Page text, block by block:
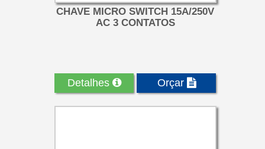
CHAVE MICRO SWITCH 15A/250V
AC 3 CONTATOS
Detalhes Orçar